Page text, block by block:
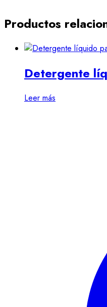
Productos
Detergente
Leer más